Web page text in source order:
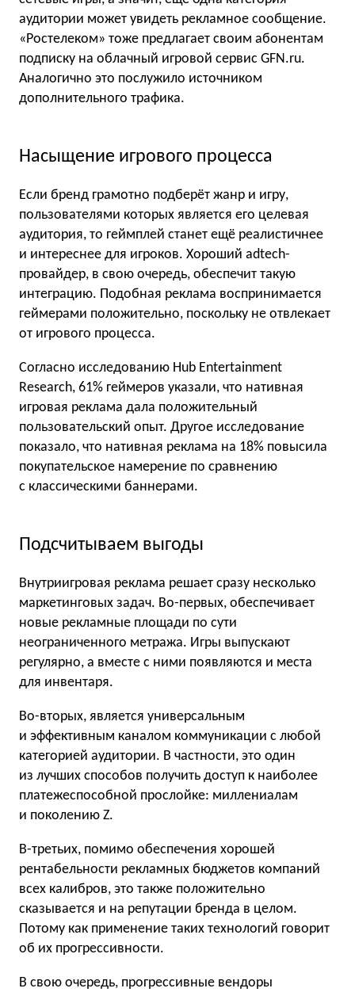
аудитории может увидеть рекламное сообщение.
«Ростелеком» тоже предлагает своим абонентам
подписку на облачный игровой сервис GFN.ru.
Аналогично это послужило источником
дополнительного трафика.
Насыщение игрового процесса
Если бренд грамотно подберёт жанр и игру,
пользователями которых является его целевая
аудитория, то геймплей станет ещё реалистичнее
и интереснее для игроков. Хороший adtech-
провайдер, в свою очередь, обеспечит такую
интеграцию. Подобная реклама воспринимается
геймерами положительно, поскольку не отвлекает
от игрового процесса.
Согласно исследованию Hub Entertainment
Research, 61% геймеров указали, что нативная
игровая реклама дала положительный
пользовательский опыт. Другое исследование
показало, что нативная реклама на 18% повысила
покупательское намерение по сравнению
с классическими баннерами.
Подсчитываем выгоды
Внутриигровая реклама решает сразу несколько
маркетинговых задач. Во-первых, обеспечивает
новые рекламные площади по сути
неограниченного метража. Игры выпускают
регулярно, а вместе с ними появляются и места
для инвентаря.
Во-вторых, является универсальным
и эффективным каналом коммуникации с любой
категорией аудитории. В частности, это один
из лучших способов получить доступ к наиболее
платежеспособной прослойке: миллениалам
и поколению Z.
В-третьих, помимо обеспечения хорошей
рентабельности рекламных бюджетов компаний
всех калибров, это также положительно
сказывается и на репутации бренда в целом.
Потому как применение таких технологий говорит
об их прогрессивности.
В свою очередь, прогрессивные вендоры